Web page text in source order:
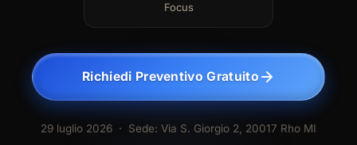
Focus
Richiedi Preventivo Gratuito
29 luglio 2026 · Sede: Via S. Giorgio 2, 20017 Rho MI